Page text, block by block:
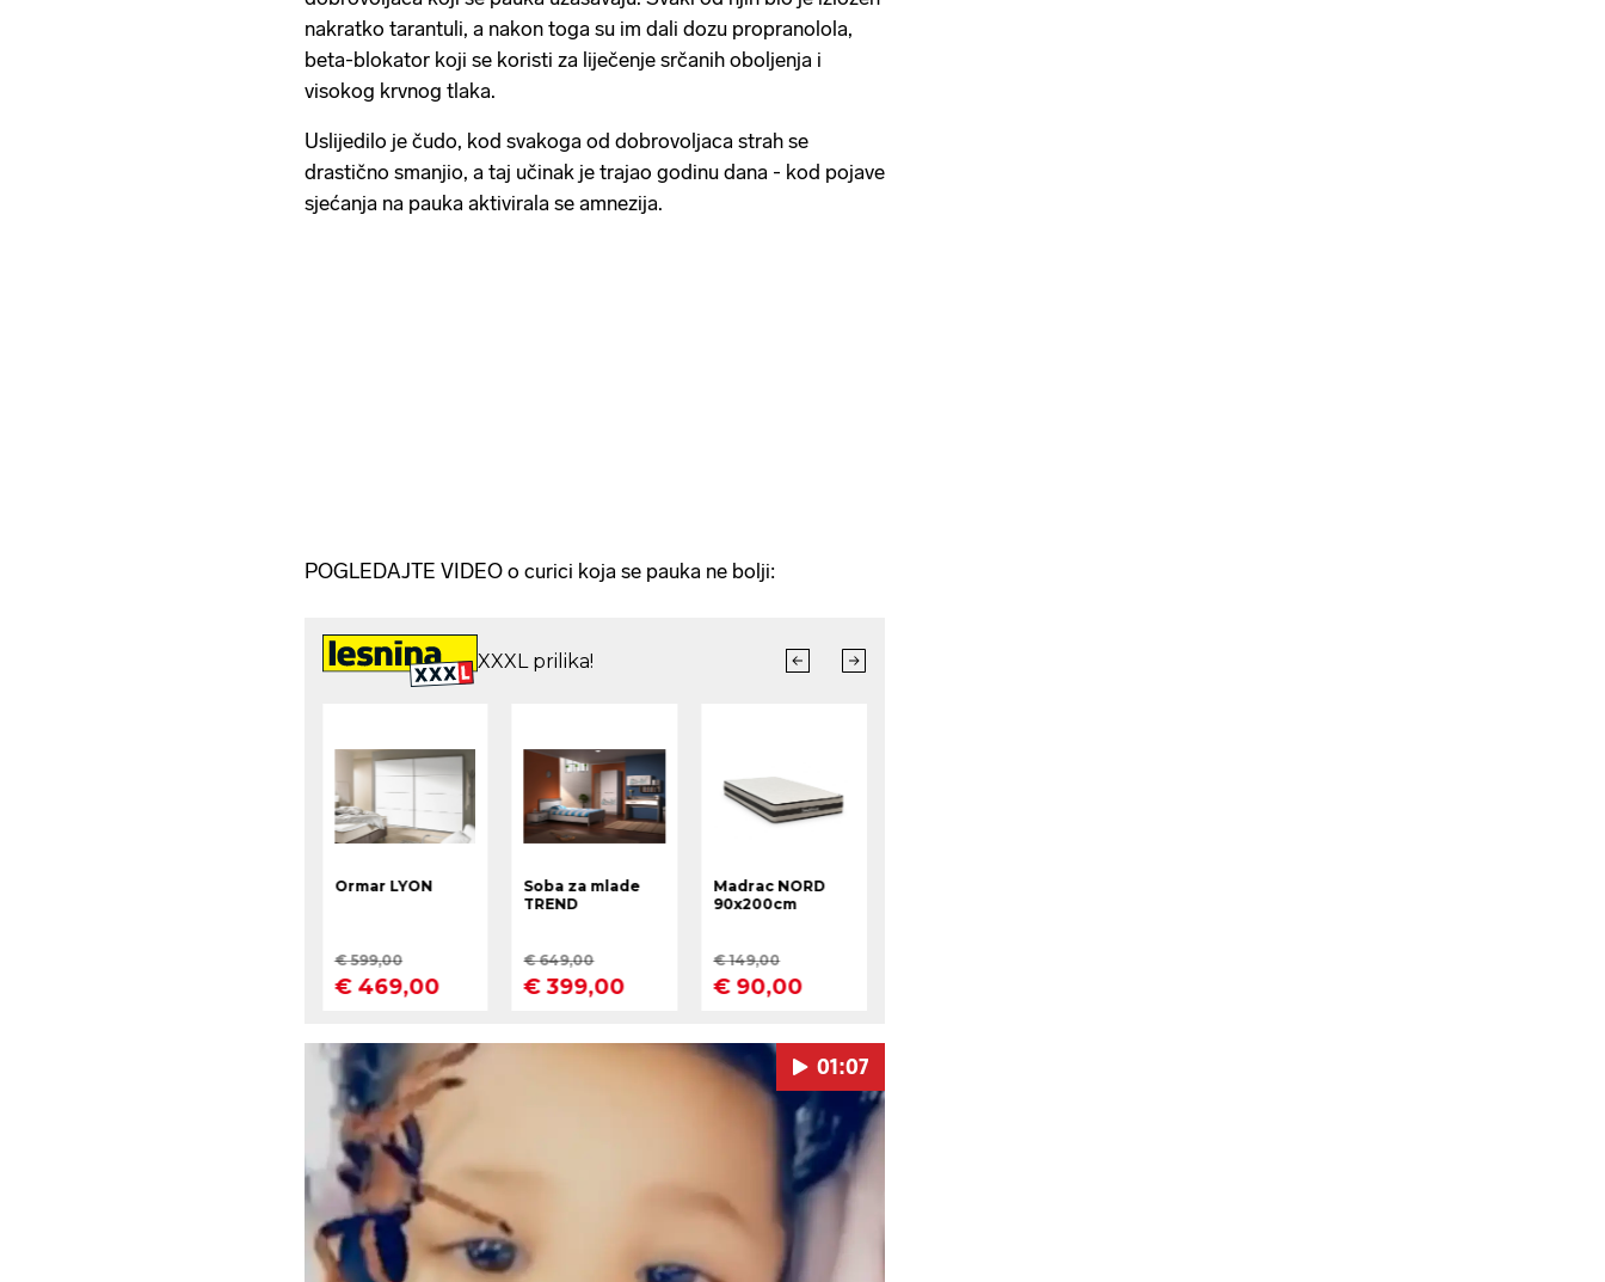
nakratko tarantuli, a nakon toga su im dali dozu propranolola,
beta-blokator koji se koristi za liječenje srčanih oboljenja i
visokog krvnog tlaka.
Uslijedilo je čudo, kod svakoga od dobrovoljaca strah se
drastično smanjio, a taj učinak je trajao godinu dana - kod pojave
sjećanja na pauka aktivirala se amnezija.
POGLEDAJTE VIDEO o curici koja se pauka ne bolji:
01:07